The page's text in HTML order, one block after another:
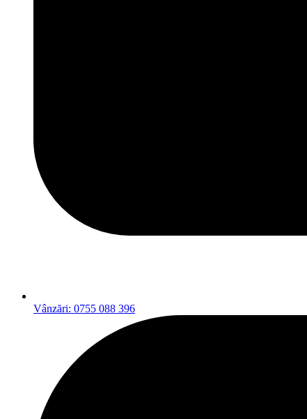
Vânzări: 0755 088 396